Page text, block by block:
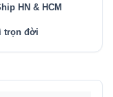
HN & HCM
trọn đời